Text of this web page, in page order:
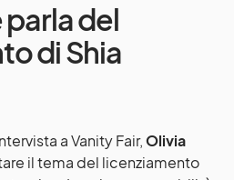
del
di Shia
a Vanity Fair,Olivia
il tema del licenziamento